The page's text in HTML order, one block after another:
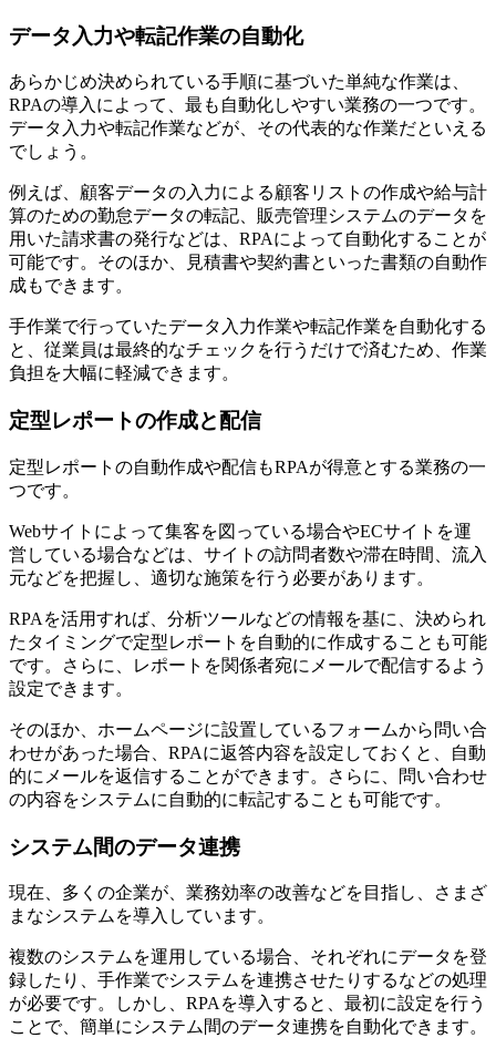
データ入力や転記作業の自動化
あらかじめ決められている手順に基づいた単純な作業は、
RPAの導入によって、最も自動化しやすい業務の一つです。
データ入力や転記作業などが、その代表的な作業だといえる
でしょう。
例えば、顧客データの入力による顧客リストの作成や給与計
算のための勤怠データの転記、販売管理システムのデータを
用いた請求書の発行などは、RPAによって自動化することが
可能です。そのほか、見積書や契約書といった書類の自動作
成もできます。
手作業で行っていたデータ入力作業や転記作業を自動化する
と、従業員は最終的なチェックを行うだけで済むため、作業
負担を大幅に軽減できます。
定型レポートの作成と配信
定型レポートの自動作成や配信もRPAが得意とする業務の一
つです。
Webサイトによって集客を図っている場合やECサイトを運
営している場合などは、サイトの訪問者数や滞在時間、流入
元などを把握し、適切な施策を行う必要があります。
RPAを活用すれば、分析ツールなどの情報を基に、決められ
たタイミングで定型レポートを自動的に作成することも可能
です。さらに、レポートを関係者宛にメールで配信するよう
設定できます。
そのほか、ホームページに設置しているフォームから問い合
わせがあった場合、RPAに返答内容を設定しておくと、自動
的にメールを返信することができます。さらに、問い合わせ
の内容をシステムに自動的に転記することも可能です。
システム間のデータ連携
現在、多くの企業が、業務効率の改善などを目指し、さまざ
まなシステムを導入しています。
複数のシステムを運用している場合、それぞれにデータを登
録したり、手作業でシステムを連携させたりするなどの処理
が必要です。しかし、RPAを導入すると、最初に設定を行う
ことで、簡単にシステム間のデータ連携を自動化できます。